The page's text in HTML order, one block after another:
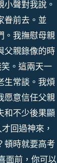
聲對我說。
眷前去。並
。我撫慰母親
父親錄像的時
。這兩天一
生常談。我煩
愿意信任父親
和不少後果顯
回過神來，
頓時就要高考
面前，你可以